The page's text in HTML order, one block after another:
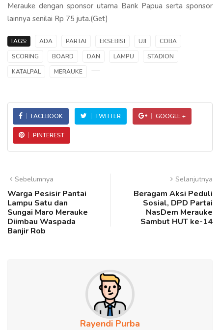
Merauke dengan sponsor utama Bank Papua serta sponsor
lainnya senilai Rp 75 juta.(Get)
TAGS: ADA PARTAI EKSEBISI UJI
COBA
SCORING
BOARD DAN LAMPU
STADION
KATALPAL
MERAUKE
FACEBOOK TWITTER GOOGLE +
PINTEREST
Sebelumnya
Warga Pesisir Pantai
Lampu Satu dan
Sungai Maro Merauke
Diimbau Waspada
Banjir Rob
Selanjutnya
Beragam Aksi Peduli
Sosial, DPD Partai
NasDem Merauke
Sambut HUT ke-14
Rayendi Purba